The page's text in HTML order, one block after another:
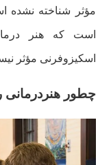
مؤثر شناخته نشده
است که هنر
اسکیزوفرنی مؤثر
چطور هنردرمانی